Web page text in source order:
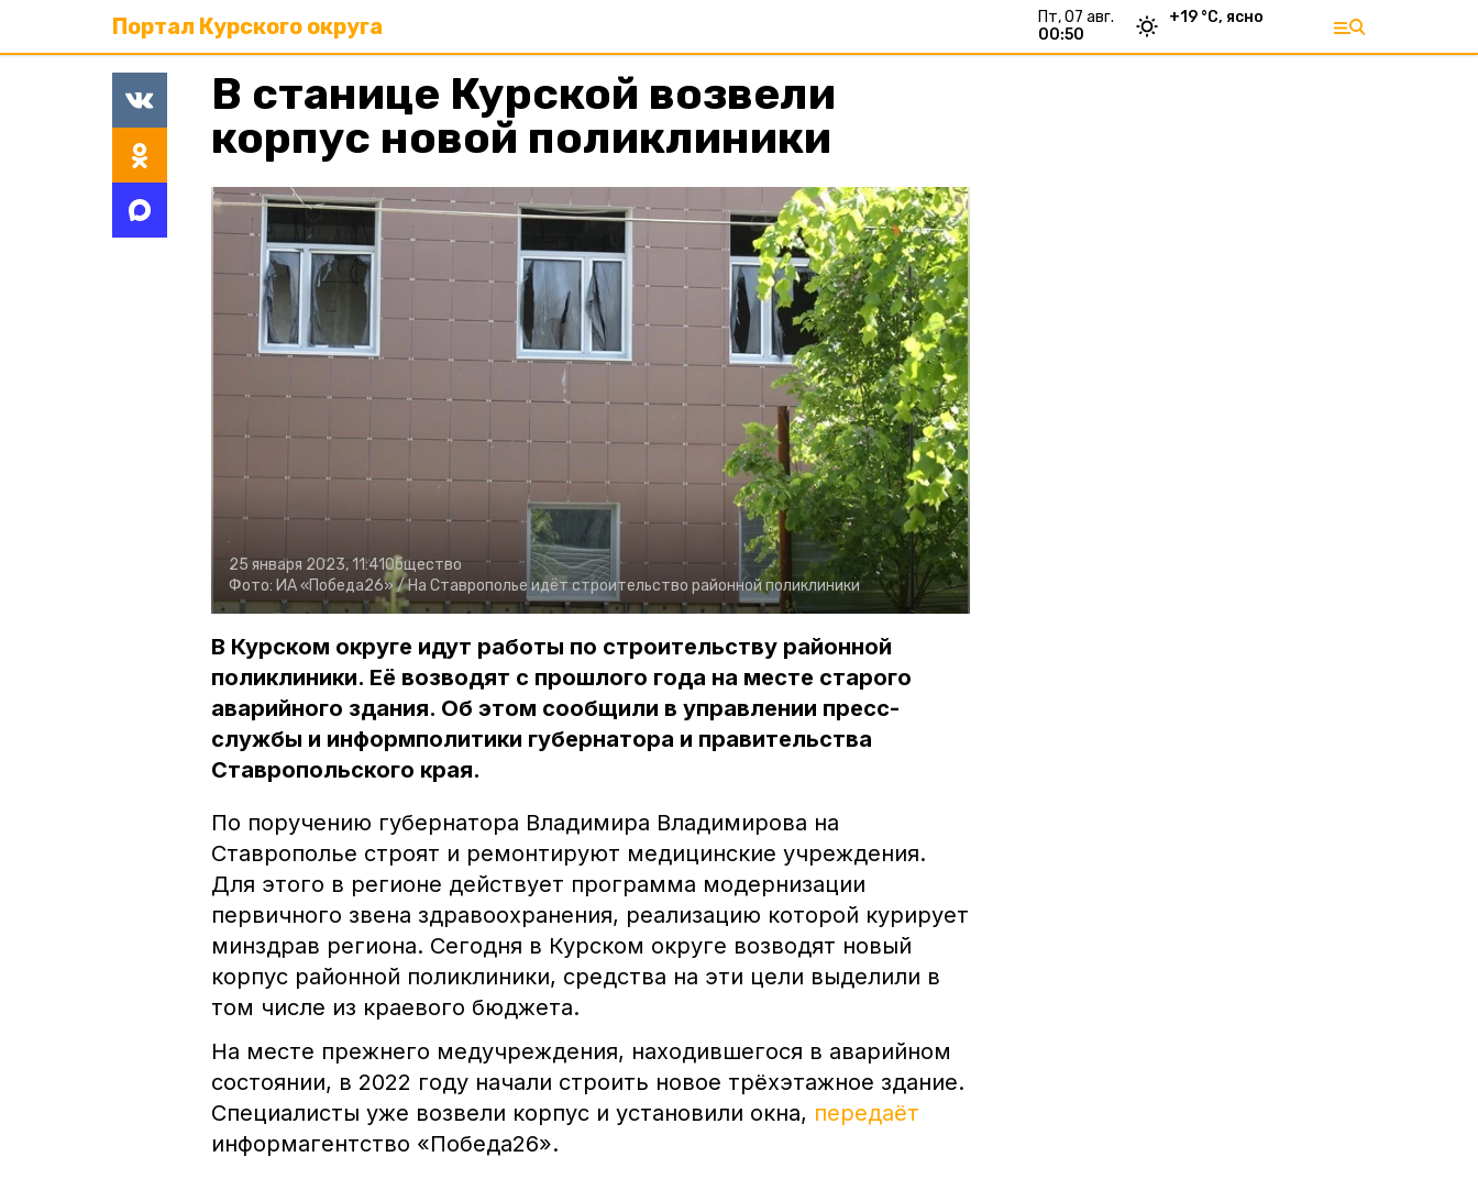
Портал Курского округа
пт, 07 авг.
00:50
+19 °С, ясно
В станице Курской возвели
корпус новой поликлиники
25 января 2023, 11:41Общество
Фото: ИА «Победа26» /На Ставрополье идёт строительство районной поликлиники
В Курском округе идут работы по строительству районной
поликлиники. Её возводят с прошлого года на месте старого
аварийного здания. Об этом сообщили в управлении пресс-
службы и информполитики губернатора и правительства
Ставропольского края.
По поручению губернатора Владимира Владимирова на
Ставрополье строят и ремонтируют медицинские учреждения.
Для этого в регионе действует программа модернизации
первичного звена здравоохранения, реализацию которой курирует
минздрав региона. Сегодня в Курском округе возводят новый
корпус районной поликлиники, средства на эти цели выделили в
том числе из краевого бюджета.
На месте прежнего медучреждения, находившегося в аварийном
состоянии, в 2022 году начали строить новое трёхэтажное здание.
Специалисты уже возвели корпус и установили окна, передаёт
информагентство «Победа26».